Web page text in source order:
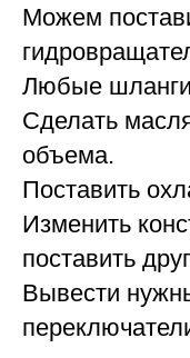
Можем
Любые
Сделать
объема.
Поставить
Изменить
поставить
Вывести